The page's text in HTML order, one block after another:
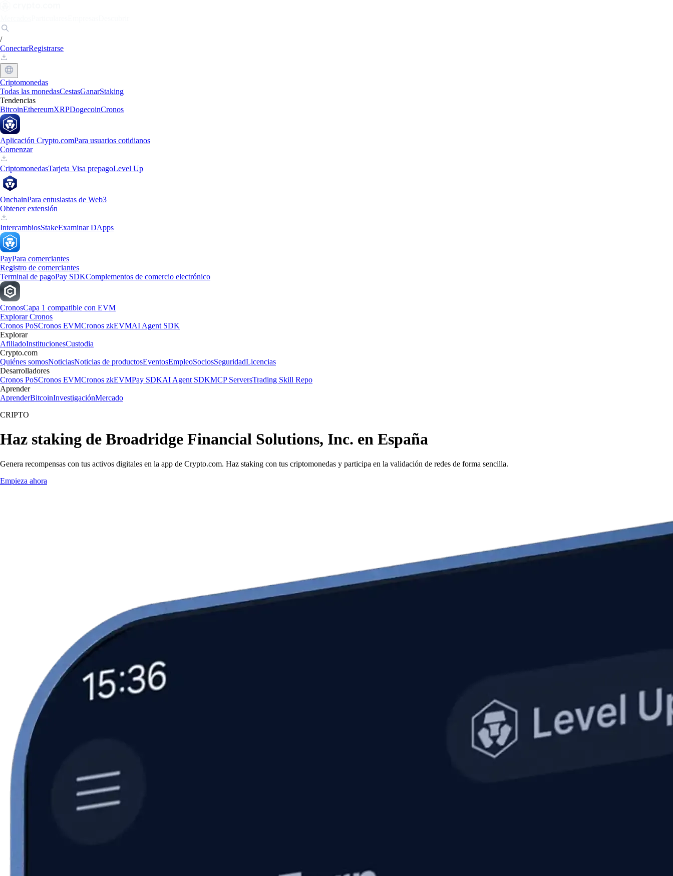
/
ConectarRegistrarse
Criptomonedas
Todas las monedasCestasGanarStaking
Tendencias
BitcoinEthereumXRPDogecoinCronos
Aplicación Crypto.comPara usuarios cotidianos
Comenzar
CriptomonedasTarjeta Visa prepagoLevel Up
OnchainPara entusiastas de Web3
Obtener extensión
IntercambiosStakeExaminar DApps
PayPara comerciantes
Registro de comerciantes
Terminal de pagoPay SDKComplementos de comercio electrónico
CronosCapa 1 compatible con EVM
Explorar Cronos
Cronos PoSCronos EVMCronos zkEVMAI Agent SDK
Explorar
AfiliadoInstitucionesCustodia
Crypto.com
Quiénes somosNoticiasNoticias de productosEventosEmpleoSociosSeguridadLicencias
Desarrolladores
Cronos PoSCronos EVMCronos zkEVMPay SDKAI Agent SDKMCP ServersTrading Skill Repo
Aprender
AprenderBitcoinInvestigaciónMercado
CRIPTO
Haz staking de Broadridge Financial Solutions, Inc. en España
Genera recompensas con tus activos digitales en la app de Crypto.com. Haz staking con tus criptomonedas y participa en la validación de redes de forma sencilla.
Empieza ahora